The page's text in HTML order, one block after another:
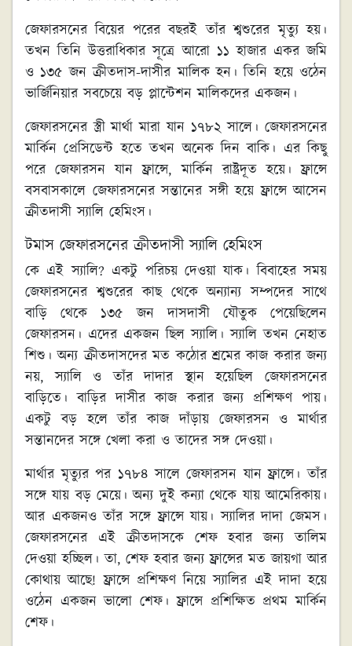
জেফারসনের বিয়ের পরের বছরই তাঁর শ্বশুরের মৃত্যু হয়।
তখন তিনি উত্তরাধিকার সূত্রে আরো ১১ হাজার একর জমি
ও ১৩৫ জন ক্রীতদাস-দাসীর মালিক হন। তিনি হয়ে ওঠেন
ভার্জিনিয়ার সবচেয়ে বড় প্লান্টেশন মালিকদের একজন।
জেফারসনের স্ত্রী মার্থা মারা যান ১৭৮২ সালে। জেফারসনের
মার্কিন প্রেসিডেন্ট হতে তখন অনেক দিন বাকি। এর কিছু
পরে জেফারসন যান ফ্রান্সে, মার্কিন রাষ্ট্রদূত হয়ে। ফ্রান্সে
বসবাসকালে জেফারসনের সন্তানের সঙ্গী হয়ে ফ্রান্সে আসেন
ক্রীতদাসী স্যালি হেমিংস।
টমাস জেফারসনের ক্রীতদাসী স্যালি হেমিংস
কে এই স্যালি? একটু পরিচয় দেওয়া যাক। বিবাহের সময়
জেফারসনের শ্বশুরের কাছ থেকে অন্যান্য সম্পদের সাথে
বাড়ি থেকে ১৩৫ জন দাসদাসী যৌতুক পেয়েছিলেন
জেফারসন। এদের একজন ছিল স্যালি। স্যালি তখন নেহাত
শিশু। অন্য ক্রীতদাসদের মত কঠোর শ্রমের কাজ করার জন্য
নয়, স্যালি ও তাঁর দাদার স্থান হয়েছিল জেফারসনের
বাড়িতে। বাড়ির দাসীর কাজ করার জন্য প্রশিক্ষণ পায়।
একটু বড় হলে তাঁর কাজ দাঁড়ায় জেফারসন ও মার্থার
সন্তানদের সঙ্গে খেলা করা ও তাদের সঙ্গ দেওয়া।
মার্থার মৃত্যুর পর ১৭৮৪ সালে জেফারসন যান ফ্রান্সে। তাঁর
সঙ্গে যায় বড় মেয়ে। অন্য দুই কন্যা থেকে যায় আমেরিকায়।
আর একজনও তাঁর সঙ্গে ফ্রান্সে যায়। স্যালির দাদা জেমস।
জেফারসনের এই ক্রীতদাসকে শেফ হবার জন্য তালিম
দেওয়া হচ্ছিল। তা, শেফ হবার জন্য ফ্রান্সের মত জায়গা আর
কোথায় আছে! ফ্রান্সে প্রশিক্ষণ নিয়ে স্যালির এই দাদা হয়ে
ওঠেন একজন ভালো শেফ। ফ্রান্সে প্রশিক্ষিত প্রথম মার্কিন
শেফ।